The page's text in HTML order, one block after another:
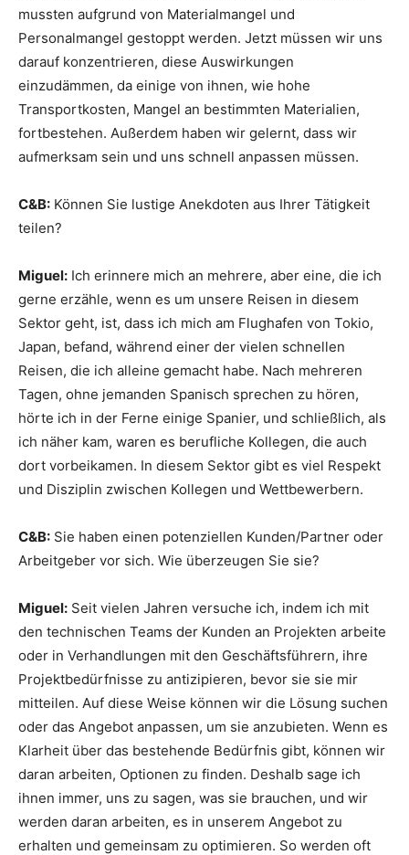
mussten aufgrund von Materialmangel und
Personalmangel gestoppt werden. Jetzt müssen wir uns
darauf konzentrieren, diese Auswirkungen
einzudämmen, da einige von ihnen, wie hohe
Transportkosten, Mangel an bestimmten Materialien,
fortbestehen. Außerdem haben wir gelernt, dass wir
aufmerksam sein und uns schnell anpassen müssen.
C&B: Können Sie lustige Anekdoten aus Ihrer Tätigkeit
teilen?
Miguel: Ich erinnere mich an mehrere, aber eine, die ich
gerne erzähle, wenn es um unsere Reisen in diesem
Sektor geht, ist, dass ich mich am Flughafen von Tokio,
Japan, befand, während einer der vielen schnellen
Reisen, die ich alleine gemacht habe. Nach mehreren
Tagen, ohne jemanden Spanisch sprechen zu hören,
hörte ich in der Ferne einige Spanier, und schließlich, als
ich näher kam, waren es berufliche Kollegen, die auch
dort vorbeikamen. In diesem Sektor gibt es viel Respekt
und Disziplin zwischen Kollegen und Wettbewerbern.
C&B: Sie haben einen potenziellen Kunden/Partner oder
Arbeitgeber vor sich. Wie überzeugen Sie sie?
Miguel: Seit vielen Jahren versuche ich, indem ich mit
den technischen Teams der Kunden an Projekten arbeite
oder in Verhandlungen mit den Geschäftsführern, ihre
Projektbedürfnisse zu antizipieren, bevor sie sie mir
mitteilen. Auf diese Weise können wir die Lösung suchen
oder das Angebot anpassen, um sie anzubieten. Wenn es
Klarheit über das bestehende Bedürfnis gibt, können wir
daran arbeiten, Optionen zu finden. Deshalb sage ich
ihnen immer, uns zu sagen, was sie brauchen, und wir
werden daran arbeiten, es in unserem Angebot zu
erhalten und gemeinsam zu optimieren. So werden oft